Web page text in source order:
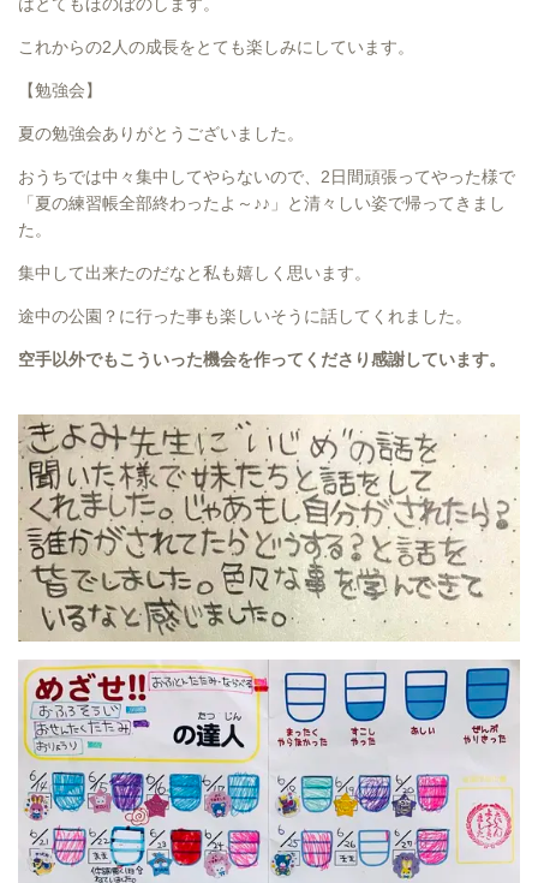
これからの2人の成長をとても楽しみにしています。
【勉強会】
夏の勉強会ありがとうございました。
おうちでは中々集中してやらないので、2日間頑張ってやった様で
「夏の練習帳全部終わったよ～♪♪」と清々しい姿で帰ってきまし
た。
集中して出来たのだなと私も嬉しく思います。
途中の公園？に行った事も楽しいそうに話してくれました。
空手以外でもこういった機会を作ってくださり感謝しています。